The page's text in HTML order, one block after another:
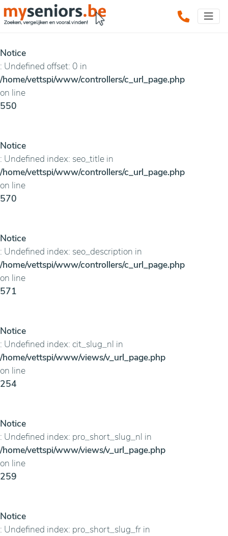
Notice
: Undefined offset: 0 in
/home/vettspi/www/controllers/c_url_page.php
on line
550
Notice
: Undefined index: seo_title in
/home/vettspi/www/controllers/c_url_page.php
on line
570
Notice
: Undefined index: seo_description in
/home/vettspi/www/controllers/c_url_page.php
on line
571
Notice
: Undefined index: cit_slug_nl in
/home/vettspi/www/views/v_url_page.php
on line
254
Notice
: Undefined index: pro_short_slug_nl in
/home/vettspi/www/views/v_url_page.php
on line
259
Notice
: Undefined index: pro_short_slug_fr in